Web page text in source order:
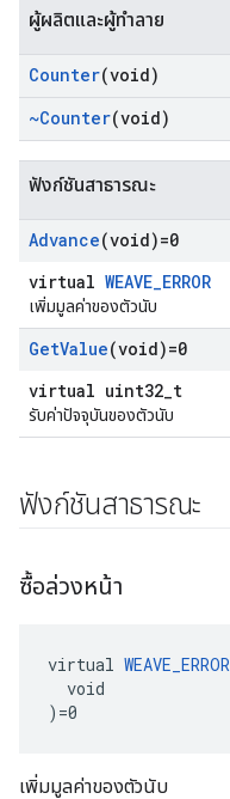
ผู้ผลิตและผู้ทำลาย
Counter(void)
~Counter(void)
ฟังก์ชันสาธารณะ
Advance(void)=0
virtual WEAVE_ERROR
เพิ่มมูลค่าของตัวนับ
GetValue(void)=0
virtual uint32_t
รับค่าปัจจุบันของตัวนับ
ฟังก์ชันสาธารณะ
ซื้อล่วงหน้า
virtual WEAVE_ERROR
  void
)=0
เพิ่มมูลค่าของตัวนับ